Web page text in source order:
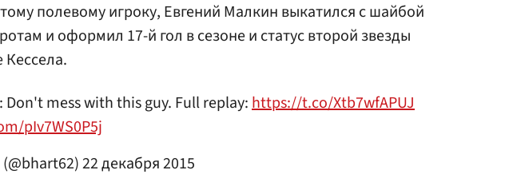
полевому игроку, Евгений Малкин выкатился с шайбой
и оформил 17-й гол в сезоне и статус второй звезды
Кессела.
Don't mess with this guy. Full replay:https://t.co/Xtb7wfAPUJ
pIv7WS0P5j
22 декабря 2015